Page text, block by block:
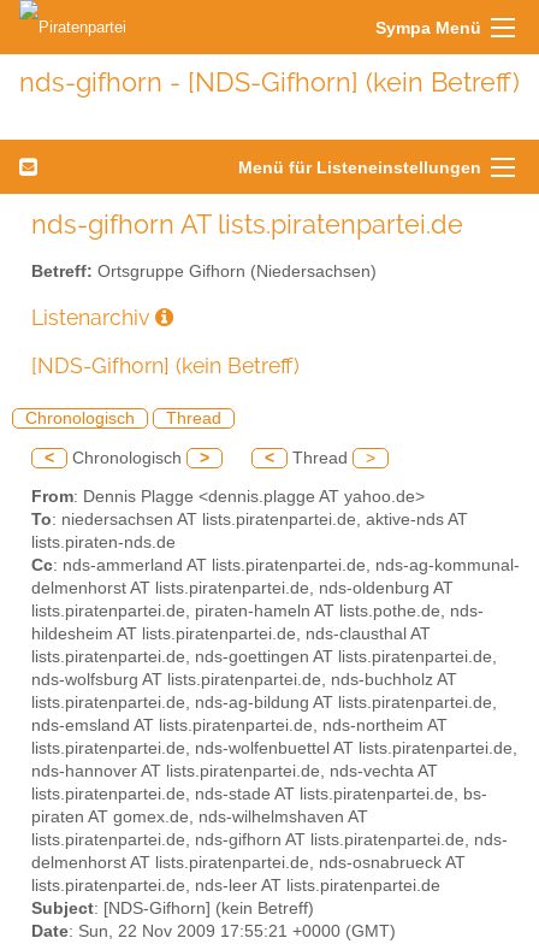
Sympa Menü
nds-gifhorn - [NDS-Gifhorn] (kein Betreff)
Menü für Listeneinstellungen
nds-gifhorn AT lists.piratenpartei.de
Betreff: Ortsgruppe Gifhorn (Niedersachsen)
Listenarchiv
[NDS-Gifhorn] (kein Betreff)
Chronologisch Thread
< Chronologisch > < Thread >
From: Dennis Plagge <dennis.plagge AT yahoo.de>
To: niedersachsen AT lists.piratenpartei.de, aktive-nds AT
lists.piraten-nds.de
Cc: nds-ammerland AT lists.piratenpartei.de, nds-ag-kommunal-
delmenhorst AT lists.piratenpartei.de, nds-oldenburg AT
lists.piratenpartei.de, piraten-hameln AT lists.pothe.de, nds-
hildesheim AT lists.piratenpartei.de, nds-clausthal AT
lists.piratenpartei.de, nds-goettingen AT lists.piratenpartei.de,
nds-wolfsburg AT lists.piratenpartei.de, nds-buchholz AT
lists.piratenpartei.de, nds-ag-bildung AT lists.piratenpartei.de,
nds-emsland AT lists.piratenpartei.de, nds-northeim AT
lists.piratenpartei.de, nds-wolfenbuettel AT lists.piratenpartei.de,
nds-hannover AT lists.piratenpartei.de, nds-vechta AT
lists.piratenpartei.de, nds-stade AT lists.piratenpartei.de, bs-
piraten AT gomex.de, nds-wilhelmshaven AT
lists.piratenpartei.de, nds-gifhorn AT lists.piratenpartei.de, nds-
delmenhorst AT lists.piratenpartei.de, nds-osnabrueck AT
lists.piratenpartei.de, nds-leer AT lists.piratenpartei.de
Subject: [NDS-Gifhorn] (kein Betreff)
Date: Sun, 22 Nov 2009 17:55:21 +0000 (GMT)